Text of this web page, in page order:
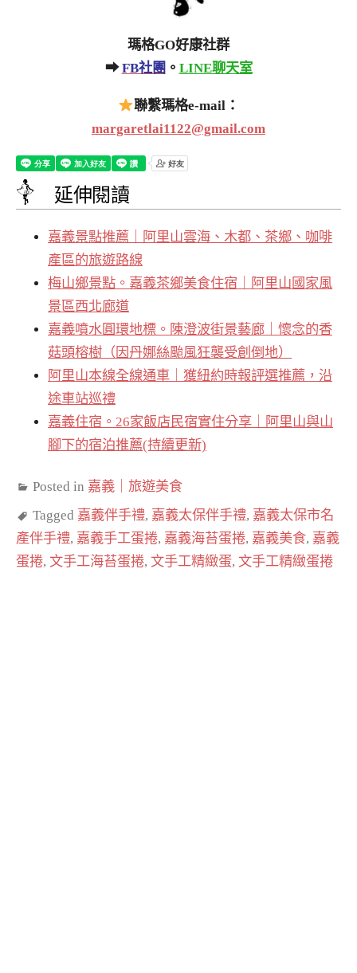
瑪格GO好康社群
➡FB社團 。 LINE聊天室
聯繫瑪格e-mail：
margaretlai1122@gmail.com
延伸閱讀
嘉義景點推薦｜阿里山雲海、木都、茶鄉、咖啡
產區的旅遊路線
梅山鄉景點。嘉義茶鄉美食住宿｜阿里山國家風
景區西北廊道
嘉義噴水圓環地標。陳澄波街景藝廊｜懷念的香
菇頭榕樹（因丹娜絲颱風狂襲受創倒地）
阿里山本線全線通車｜獲紐約時報評選推薦，沿
途車站巡禮
嘉義住宿。26家飯店民宿實住分享｜阿里山與山
腳下的宿泊推薦(持續更新)
Posted in 嘉義｜旅遊美食
Tagged 嘉義伴手禮, 嘉義太保伴手禮, 嘉義太保市名
產伴手禮, 嘉義手工蛋捲, 嘉義海苔蛋捲, 嘉義美食, 嘉義
蛋捲, 文手工海苔蛋捲, 文手工精緻蛋, 文手工精緻蛋捲